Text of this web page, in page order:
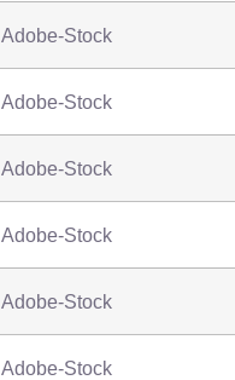
Adobe-Stock
Adobe-Stock
Adobe-Stock
Adobe-Stock
Adobe-Stock
Adobe-Stock